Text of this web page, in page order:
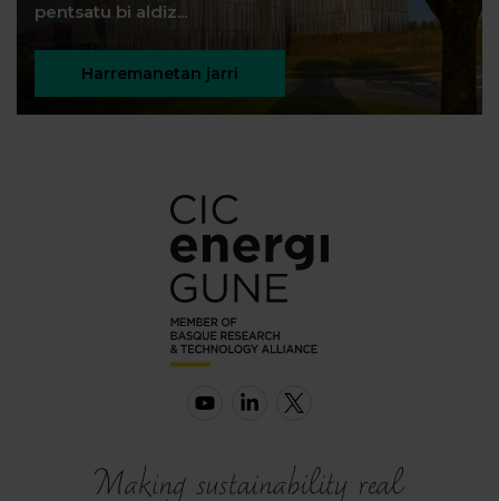
pentsatu bi aldiz...
Harremanetan jarri